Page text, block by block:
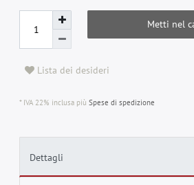
Metti nel
Lista dei desideri
* IVA 22% inclusa più Spese di spedizione
Dettagli